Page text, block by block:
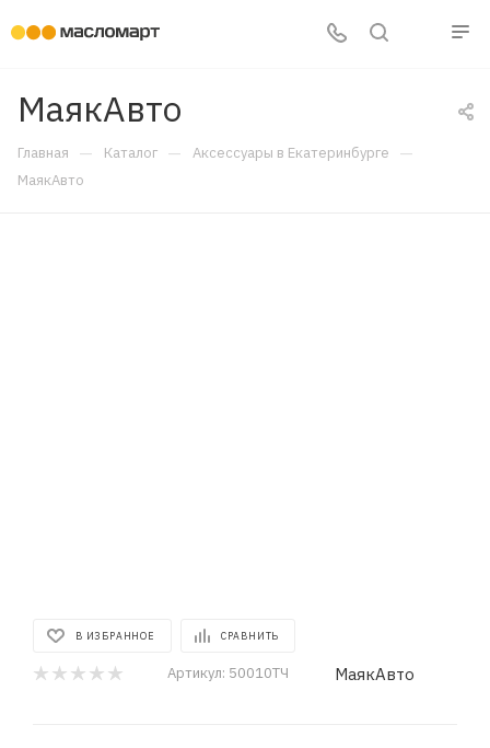
МаякАвто
Главная — Каталог — Аксессуары в Екатеринбурге —
МаякАвто
В ИЗБРАННОЕ СРАВНИТЬ
Артикул: 50010ТЧ МаякАвто